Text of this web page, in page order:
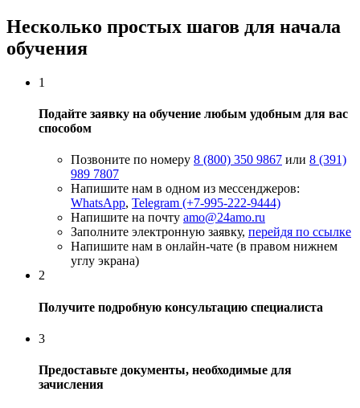
Несколько простых шагов для начала
обучения
1
Подайте заявку на обучение любым удобным для вас
способом
Позвоните по номеру 8 (800) 350 9867 или 8 (391)
989 7807
Напишите нам в одном из мессенджеров:
WhatsApp, Telegram (+7-995-222-9444)
Напишите на почту amo@24amo.ru
Заполните электронную заявку, перейдя по ссылке
Напишите нам в онлайн-чате (в правом нижнем
углу экрана)
2
Получите подробную консультацию специалиста
3
Предоставьте документы, необходимые для
зачисления